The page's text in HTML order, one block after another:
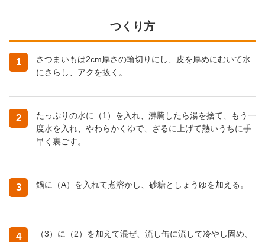
つくり方
1
さつまいもは2cm厚さの輪切りにし、皮を厚めにむいて水
にさらし、アクを抜く。
2
たっぷりの水に（1）を入れ、沸騰したら湯を捨て、もう一
度水を入れ、やわらかくゆで、ざるに上げて熱いうちに手
早く裏ごす。
3 鍋に（A）を入れて煮溶かし、砂糖としょうゆを加える。
4
（3）に（2）を加えて混ぜ、流し缶に流して冷やし固め、